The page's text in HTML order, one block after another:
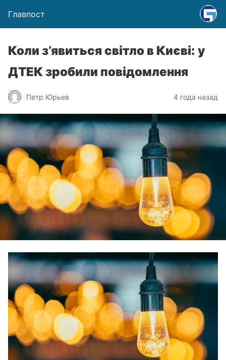
Главпост
Коли з’явиться світло в Києві: у
ДТЕК зробили повідомлення
Петр Юрьев 4 года назад